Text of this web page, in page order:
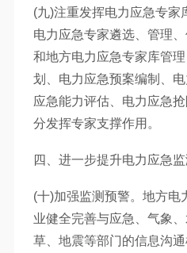
(九)注重发挥电力应急专家
电力应急专家遴选、管理
和地方电力应急专家库管
划、电力应急预案编制、
应急能力评估、电力应急
分发挥专家支撑作用。
四、进一步提升电力应急
(十)加强监测预警。地方电
业健全完善与应急、气象
草、地震等部门的信息沟